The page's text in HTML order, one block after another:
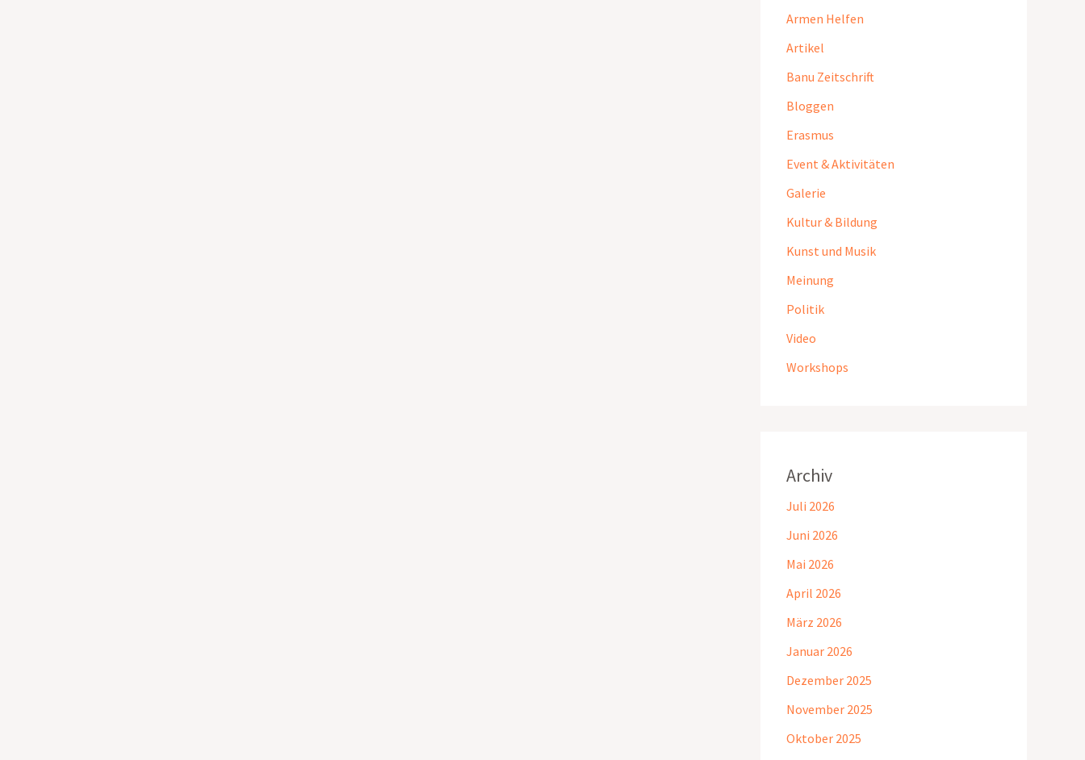
Armen Helfen
Artikel
Banu Zeitschrift
Bloggen
Erasmus
Event & Aktivitäten
Galerie
Kultur & Bildung
Kunst und Musik
Meinung
Politik
Video
Workshops
Archiv
Juli 2026
Juni 2026
Mai 2026
April 2026
März 2026
Januar 2026
Dezember 2025
November 2025
Oktober 2025